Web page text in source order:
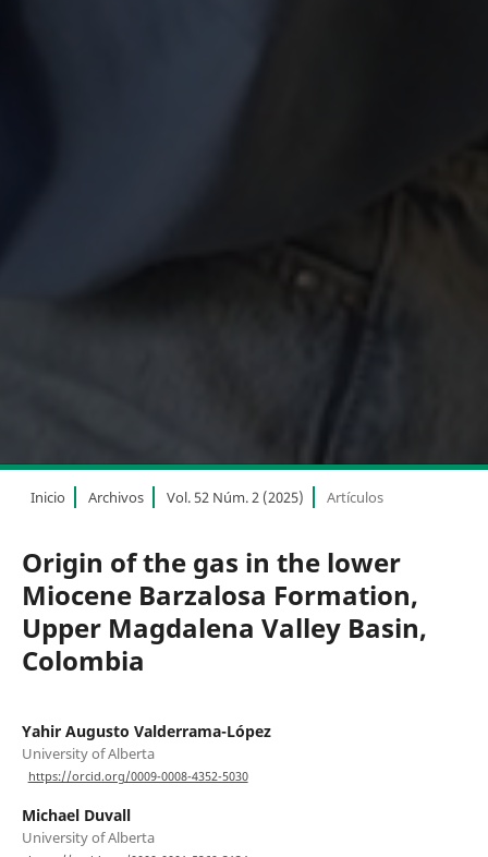
Inicio Archivos Vol. 52 Núm. 2 (2025) Artículos
Origin of the gas in the lower
Miocene Barzalosa Formation,
Upper Magdalena Valley Basin,
Colombia
Yahir Augusto Valderrama-López
University of Alberta
https://orcid.org/0009-0008-4352-5030
Michael Duvall
University of Alberta